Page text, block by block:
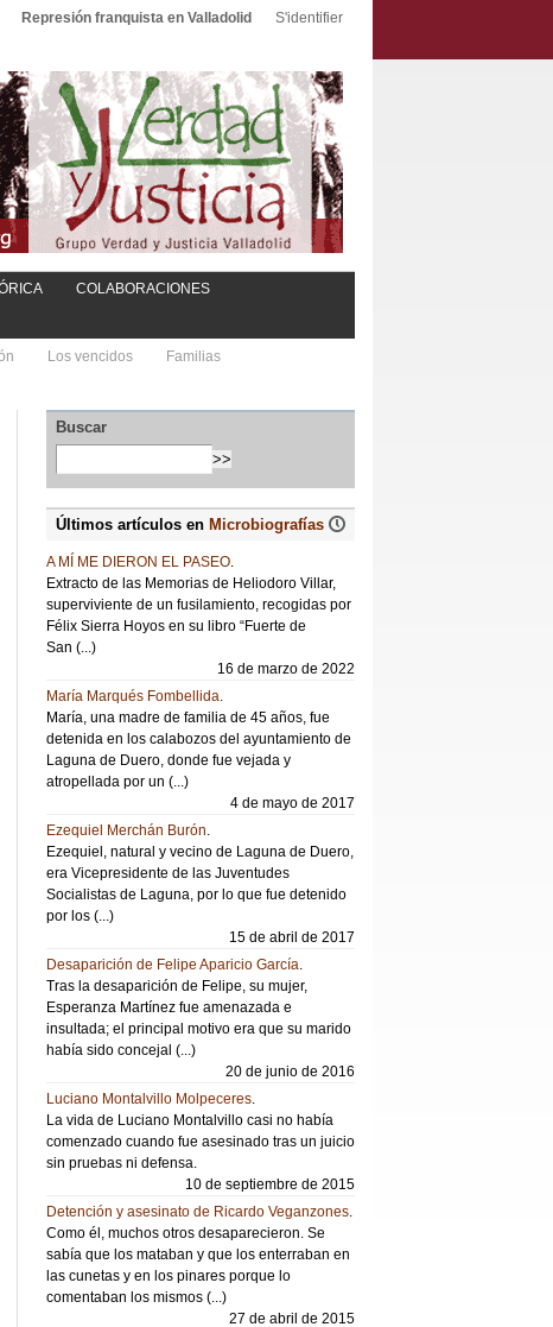
Represión franquista en Valladolid S'identifier
COLABORACIONES
Los vencidos Familias
Buscar
Últimos artículos en Microbiografías
A MÍ ME DIERON EL PASEO.
Extracto de las Memorias de Heliodoro Villar,
superviviente de un fusilamiento, recogidas por
Félix Sierra Hoyos en su libro “Fuerte de
San (...)
16 de marzo de 2022
María Marqués Fombellida.
María, una madre de familia de 45 años, fue
detenida en los calabozos del ayuntamiento de
Laguna de Duero, donde fue vejada y
atropellada por un (...)
4 de mayo de 2017
Ezequiel Merchán Burón.
Ezequiel, natural y vecino de Laguna de Duero,
era Vicepresidente de las Juventudes
Socialistas de Laguna, por lo que fue detenido
por los (...)
15 de abril de 2017
Desaparición de Felipe Aparicio García.
Tras la desaparición de Felipe, su mujer,
Esperanza Martínez fue amenazada e
insultada; el principal motivo era que su marido
había sido concejal (...)
20 de junio de 2016
Luciano Montalvillo Molpeceres.
La vida de Luciano Montalvillo casi no había
comenzado cuando fue asesinado tras un juicio
sin pruebas ni defensa.
10 de septiembre de 2015
Detención y asesinato de Ricardo Veganzones.
Como él, muchos otros desaparecieron. Se
sabía que los mataban y que los enterraban en
las cunetas y en los pinares porque lo
comentaban los mismos (...)
27 de abril de 2015